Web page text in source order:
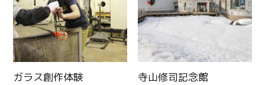
ガラス創作体験 寺山修司記念館